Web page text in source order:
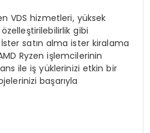
VDS hizmetleri, yüksek
gibi
satın alma ister kiralama
Ryzen işlemcilerinin
ile iş yüklerinizi etkin bir
başarıyla